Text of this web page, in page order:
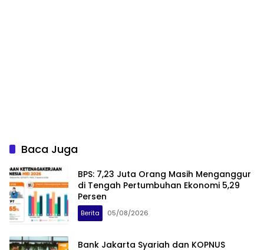
Baca Juga
BPS: 7,23 Juta Orang Masih Menganggur
di Tengah Pertumbuhan Ekonomi 5,29
Persen
Berita 05/08/2026
Bank Jakarta Syariah dan KOPNUS